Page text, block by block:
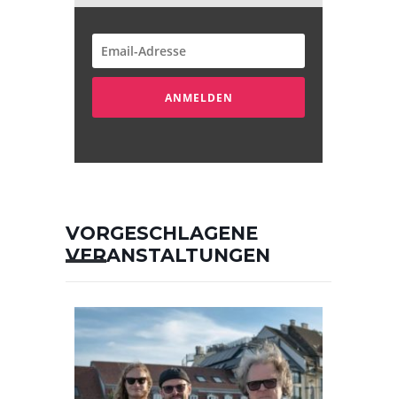
ANMELDEN
VORGESCHLAGENE
VERANSTALTUNGEN